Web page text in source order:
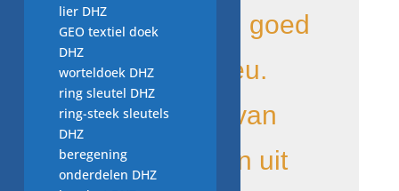
duurzaam en goed
voor het milieu.
Onderdelen van
Vewos komen uit
lier DHZ
GEO textiel doek
DHZ
worteldoek DHZ
ring sleutel DHZ
ring-steek sleutels
DHZ
beregening
onderdelen DHZ